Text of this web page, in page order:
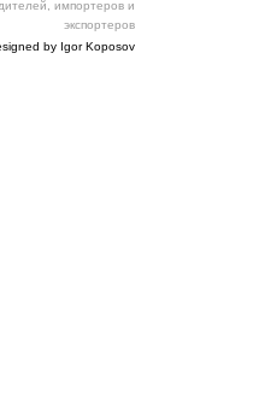
импортеров и
экспортеров
by Igor Koposov